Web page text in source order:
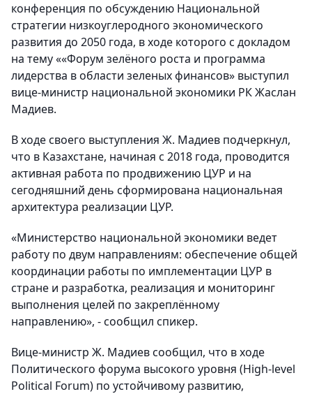
конференция по обсуждению Национальной
стратегии низкоуглеродного экономического
развития до 2050 года, в ходе которого с докладом
на тему ««Форум зелёного роста и программа
лидерства в области зеленых финансов» выступил
вице-министр национальной экономики РК Жаслан
Мадиев.
В ходе своего выступления Ж. Мадиев подчеркнул,
что в Казахстане, начиная с 2018 года, проводится
активная работа по продвижению ЦУР и на
сегодняшний день сформирована национальная
архитектура реализации ЦУР.
«Министерство национальной экономики ведет
работу по двум направлениям: обеспечение общей
координации работы по имплементации ЦУР в
стране и разработка, реализация и мониторинг
выполнения целей по закреплённому
направлению», - сообщил спикер.
Вице-министр Ж. Мадиев сообщил, что в ходе
Политического форума высокого уровня (High-level
Political Forum) по устойчивому развитию,